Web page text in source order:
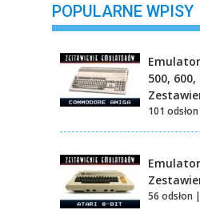
POPULARNE WPISY
500, 600,
101 odsłon
56 odsłon |